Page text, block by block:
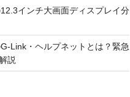
インチ大画面ディスプレイ分
Link・ヘルプネットとは？緊急
説